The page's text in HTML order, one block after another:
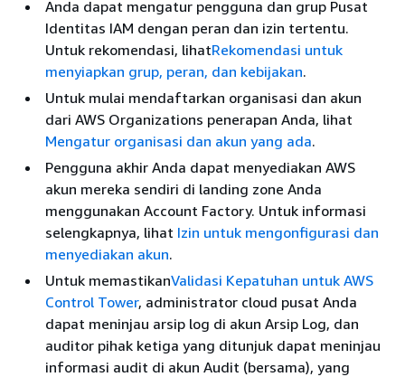
Anda dapat mengatur pengguna dan grup Pusat
Identitas IAM dengan peran dan izin tertentu.
Untuk rekomendasi, lihatRekomendasi untuk
menyiapkan grup, peran, dan kebijakan.
Untuk mulai mendaftarkan organisasi dan akun
dari AWS Organizations penerapan Anda, lihat
Mengatur organisasi dan akun yang ada.
Pengguna akhir Anda dapat menyediakan AWS
akun mereka sendiri di landing zone Anda
menggunakan Account Factory. Untuk informasi
selengkapnya, lihat Izin untuk mengonfigurasi dan
menyediakan akun.
Untuk memastikanValidasi Kepatuhan untuk AWS
Control Tower, administrator cloud pusat Anda
dapat meninjau arsip log di akun Arsip Log, dan
auditor pihak ketiga yang ditunjuk dapat meninjau
informasi audit di akun Audit (bersama), yang